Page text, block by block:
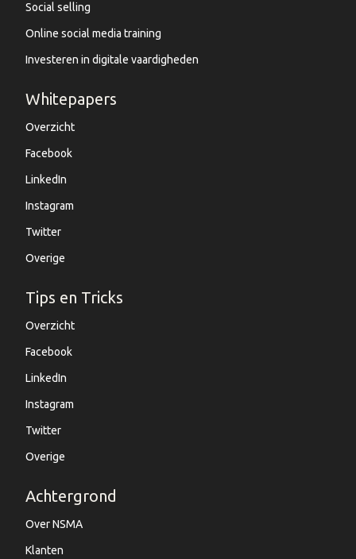
Social selling
Online social media training
Investeren in digitale vaardigheden
Whitepapers
Overzicht
Facebook
LinkedIn
Instagram
Twitter
Overige
Tips en Tricks
Overzicht
Facebook
LinkedIn
Instagram
Twitter
Overige
Achtergrond
Over NSMA
Klanten